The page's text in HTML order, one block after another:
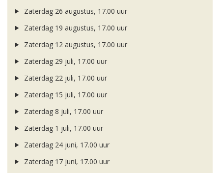
Zaterdag 26 augustus, 17.00 uur
Zaterdag 19 augustus, 17.00 uur
Zaterdag 12 augustus, 17.00 uur
Zaterdag 29 juli, 17.00 uur
Zaterdag 22 juli, 17.00 uur
Zaterdag 15 juli, 17.00 uur
Zaterdag 8 juli, 17.00 uur
Zaterdag 1 juli, 17.00 uur
Zaterdag 24 juni, 17.00 uur
Zaterdag 17 juni, 17.00 uur